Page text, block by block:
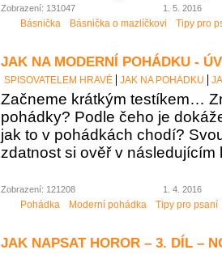
Zobrazení: 131047 1. 5. 2016
Básnička Básnička o mazlíčkovi Tipy pro
JAK NA MODERNÍ POHÁDKU -
SPISOVATELEM HRAVĚ JAK NA POHÁDKU
Začneme krátkým testíkem…
pohádky? Podle čeho je
jak to v pohádkách chodí?
zdatnost si ověř v následujícím
Zobrazení: 121208 1. 4. 2016
Pohádka Moderní pohádka Tipy pro psaní
JAK NAPSAT HOROR – 3. DÍL –